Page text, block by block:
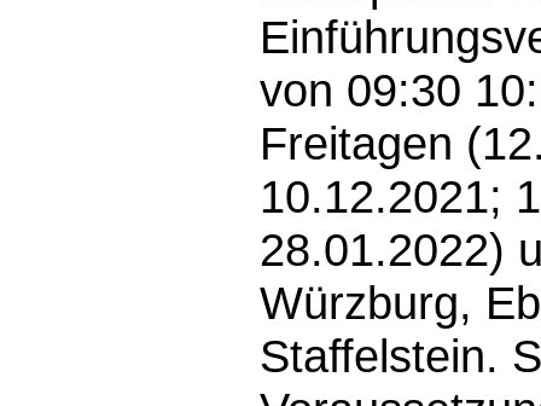
von 09:30
Freitagen
10.12.2021;
28.01.2022)
Würzburg,
Staffelstein.